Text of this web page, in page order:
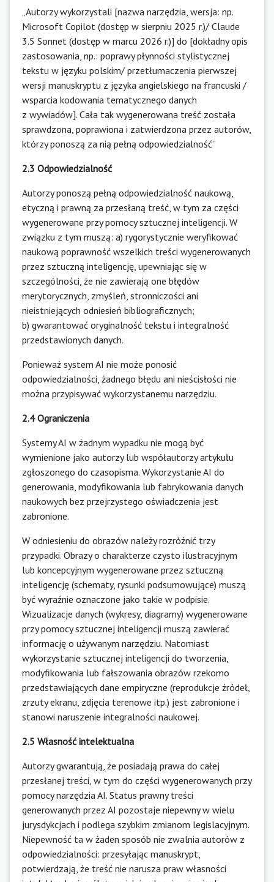
„Autorzy wykorzystali [nazwa narzędzia, wersja: np.
Microsoft Copilot (dostęp w sierpniu 2025 r.)/ Claude
3.5 Sonnet (dostęp w marcu 2026 r.)] do [dokładny opis
zastosowania, np.: poprawy płynności stylistycznej
tekstu w języku polskim/ przetłumaczenia pierwszej
wersji manuskryptu z języka angielskiego na francuski /
wsparcia kodowania tematycznego danych
z wywiadów]. Cała tak wygenerowana treść została
sprawdzona, poprawiona i zatwierdzona przez autorów,
którzy ponoszą za nią pełną odpowiedzialność”
2.3 Odpowiedzialność
Autorzy ponoszą pełną odpowiedzialność naukową,
etyczną i prawną za przesłaną treść, w tym za części
wygenerowane przy pomocy sztucznej inteligencji. W
związku z tym muszą: a) rygorystycznie weryfikować
naukową poprawność wszelkich treści wygenerowanych
przez sztuczną inteligencję, upewniając się w
szczególności, że nie zawierają one błędów
merytorycznych, zmyśleń, stronniczości ani
nieistniejących odniesień bibliograficznych;
b) gwarantować oryginalność tekstu i integralność
przedstawionych danych.
Ponieważ system AI nie może ponosić
odpowiedzialności, żadnego błędu ani nieścisłości nie
można przypisywać wykorzystanemu narzędziu.
2.4 Ograniczenia
Systemy AI w żadnym wypadku nie mogą być
wymienione jako autorzy lub współautorzy artykułu
zgłoszonego do czasopisma. Wykorzystanie AI do
generowania, modyfikowania lub fabrykowania danych
naukowych bez przejrzystego oświadczenia jest
zabronione.
W odniesieniu do obrazów należy rozróżnić trzy
przypadki. Obrazy o charakterze czysto ilustracyjnym
lub koncepcyjnym wygenerowane przez sztuczną
inteligencję (schematy, rysunki podsumowujące) muszą
być wyraźnie oznaczone jako takie w podpisie.
Wizualizacje danych (wykresy, diagramy) wygenerowane
przy pomocy sztucznej inteligencji muszą zawierać
informację o używanym narzędziu. Natomiast
wykorzystanie sztucznej inteligencji do tworzenia,
modyfikowania lub fałszowania obrazów rzekomo
przedstawiających dane empiryczne (reprodukcje źródeł,
zrzuty ekranu, zdjęcia terenowe itp.) jest zabronione i
stanowi naruszenie integralności naukowej.
2.5 Własność intelektualna
Autorzy gwarantują, że posiadają prawa do całej
przesłanej treści, w tym do części wygenerowanych przy
pomocy narzędzia AI. Status prawny treści
generowanych przez AI pozostaje niepewny w wielu
jurysdykcjach i podlega szybkim zmianom legislacyjnym.
Niepewność ta w żaden sposób nie zwalnia autorów z
odpowiedzialności: przesyłając manuskrypt,
potwierdzają, że treść nie narusza praw własności